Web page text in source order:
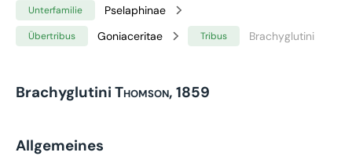
Unterfamilie Pselaphinae
Übertribus Goniaceritae Tribus Brachyglutini
Brachyglutini Thomson, 1859
Allgemeines